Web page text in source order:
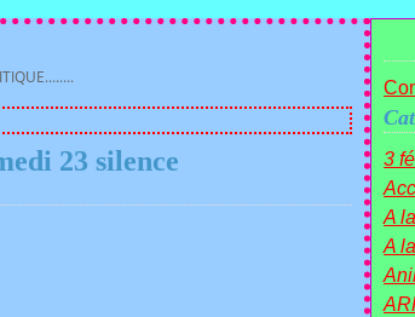
23 silence
3
A
A